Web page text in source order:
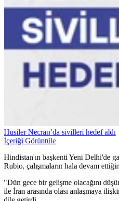
Husiler Necran’da sivilleri hedef aldı
İçeriği Görüntüle
Hindistan'ın başkenti Yeni Delhi'de
Rubio, çalışmaların hala devam
"Dün gece bir gelişme olacağını
ile İran arasında olası anlaşmaya